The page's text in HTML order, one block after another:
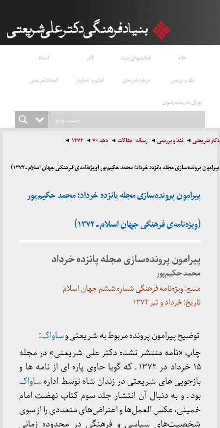
خانه فعالیتهای بنیاد آثار
اسناد
نقد و بررسی
درباره شریعتی فیلم و تصاویر
استاد شریعتی
پوران شریعت‌رضوی
دکتر شریعتی نقد و بررسی رسانه - مقالات دهه ۷۰ ۱۳۷۲
پیرامون پرونده‌سازی مجله پانزده خرداد؛ محمد حکیم‌پور (ویژه‌نامه‌ی فرهنگی جهان اسلام ـ ۱۳۷۲)
پیرامون پرونده‌سازی مجله پانزده خرداد؛ محمد حکیم‌پور
(ویژه‌نامه‌ی فرهنگی جهان اسلام ـ ۱۳۷۲)
پیرامون پرونده‌سازی مجله پانزده خرداد
محمد حکیم‌پور
منبع: ویژه‌نامه فرهنگی شماره ششم جهان اسلام
تاریخ: خرداد و تیر ۱۳۷۲
توضیح پیرامون پرونده مربوط به شریعتی وساواک:
چاپ «نامه منتشر نشده دکتر علی شریعتی» در مجله
۱۵ خرداد در ۱۳۷۲ ـ که گویا حاوی پاره ای از نامه ها و
بازجویی های شریعتی در زندان شاه توسط ادارهساواک
بود ـ و به دنبال آن انتشار جلد سوم کتاب نهضت امام
خمینی، عکس العمل‌ها و اعتراض‌های متعددی را از سوی
شخصیت‌های سیاسی و فرهنگی در محدوده زمانی